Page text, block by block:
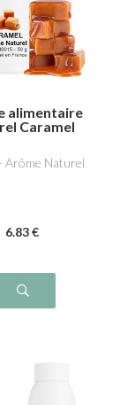
alimentaire
Caramel
Arôme Naturel
6.83 €